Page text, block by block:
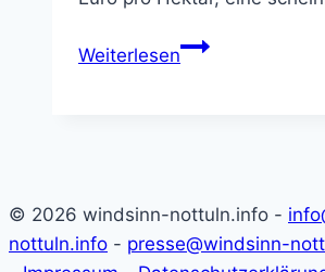
WeiterlesenHohe
–
Kontamination
© 2026 windsinn-nottuln.info -
nottuln.info - presse@windsinn-